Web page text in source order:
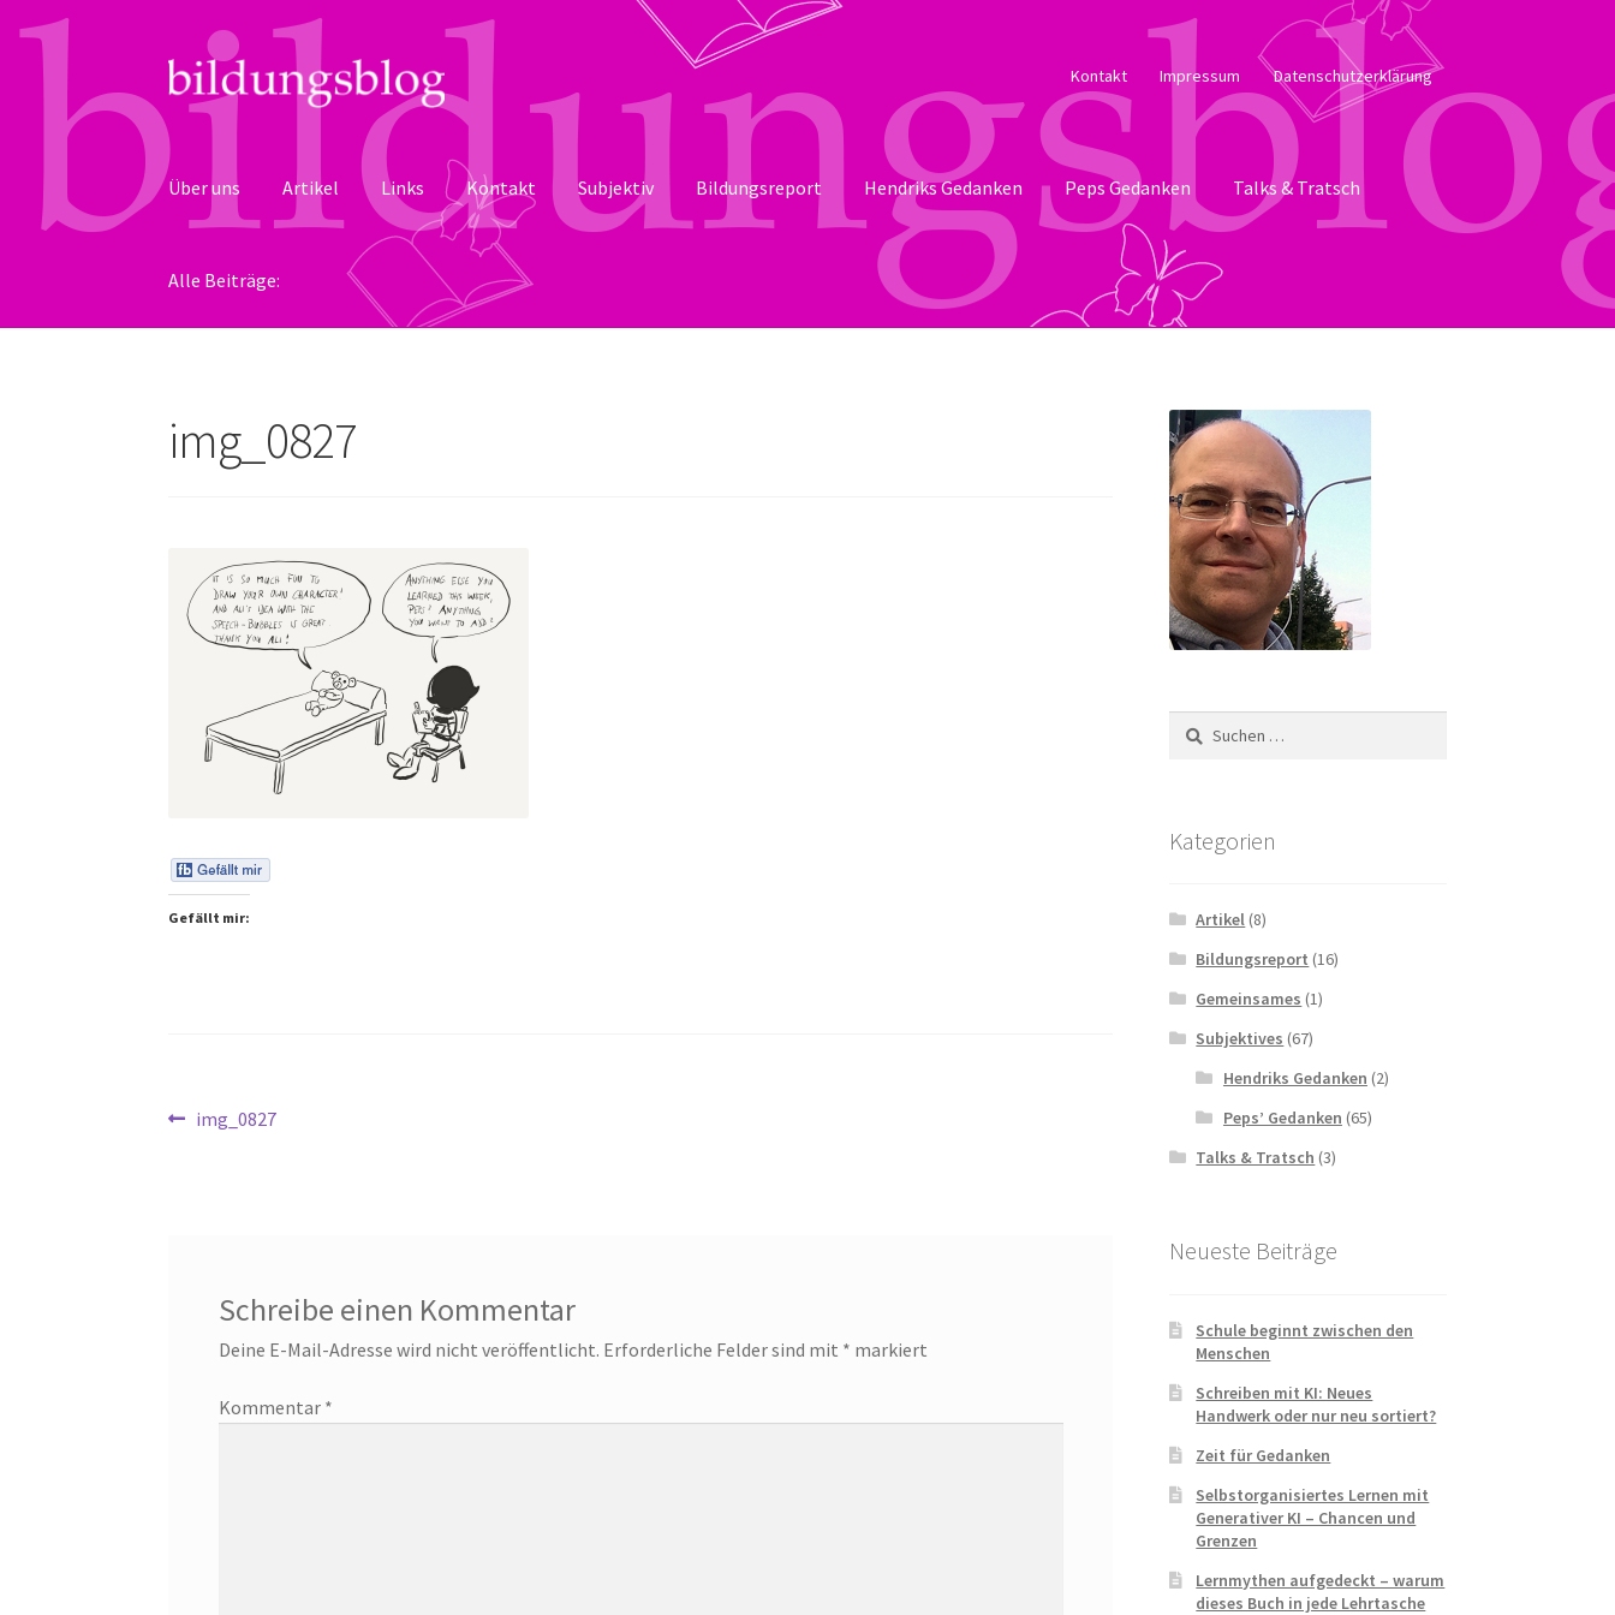
Zur
Navigation
springen
Zum
Inhalt
springen
Kontakt Impressum Datenschutzerklärung
Über uns Artikel Links Kontakt Subjektiv Bildungsreport Hendriks Gedanken Peps Gedanken Talks & Tratsch
Alle Beiträge:
img_0827
Gefällt mir:
Beitragsnavigation
Vorheriger
img_0827
Schreibe einen Kommentar
Deine E-Mail-Adresse wird nicht veröffentlicht. Erforderliche Felder sind mit * markiert
Kommentar *
Suchen
nach:
Kategorien
Artikel (8)
Bildungsreport (16)
Gemeinsames (1)
Subjektives (67)
Hendriks Gedanken (2)
Peps’ Gedanken (65)
Talks & Tratsch (3)
Neueste Beiträge
Schule beginnt zwischen den
Menschen
Schreiben mit KI: Neues
Handwerk oder nur neu sortiert?
Zeit für Gedanken
Selbstorganisiertes Lernen mit
Generativer KI – Chancen und
Grenzen
Lernmythen aufgedeckt – warum
dieses Buch in jede Lehrtasche